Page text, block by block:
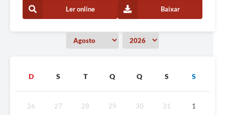
Ler online
Baixar
D S T Q Q S S
26 27 28 29 30 31 1